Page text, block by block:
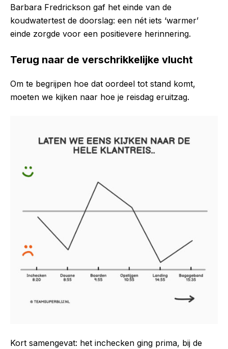
Barbara Fredrickson gaf het einde van de
koudwatertest de doorslag: een nét iets ‘warmer’
einde zorgde voor een positievere herinnering.
Terug naar de verschrikkelijke vlucht
Om te begrijpen hoe dat oordeel tot stand komt,
moeten we kijken naar hoe je reisdag eruitzag.
Kort samengevat: het inchecken ging prima, bij de